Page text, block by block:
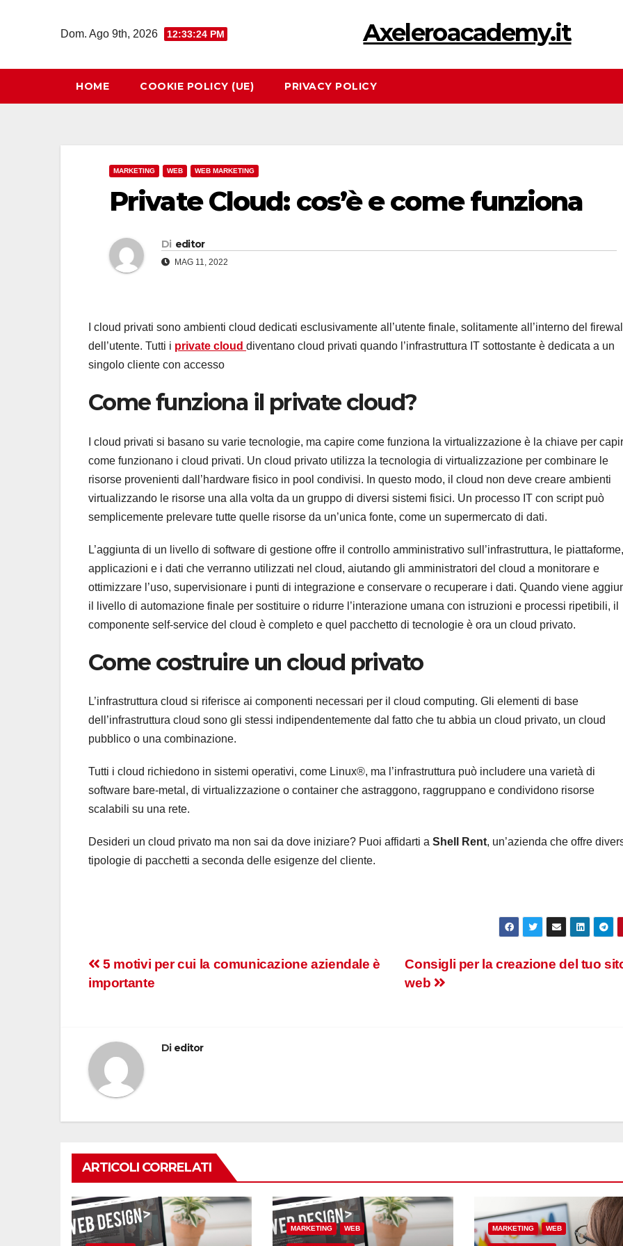
Dom. Ago 9th, 2026 12:33:25 PM Axeleroacademy.it
HOME COOKIE POLICY (UE) PRIVACY POLICY
MARKETING WEB WEB MARKETING
Private Cloud: cos’è e come funziona
Di editor
MAG 11, 2022
I cloud privati ​​sono ambienti cloud dedicati esclusivamente all’utente finale, solitamente all’interno del
dell’utente. Tutti i private cloud diventano cloud privati ​​quando l’infrastruttura IT sottostante è dedicata a un
singolo cliente con accesso
Come funziona il private cloud?
I cloud privati ​​si basano su varie tecnologie, ma capire come funziona la virtualizzazione è la chiave per
come funzionano i cloud privati. Un cloud privato utilizza la tecnologia di virtualizzazione per combinare le
risorse provenienti dall’hardware fisico in pool condivisi. In questo modo, il cloud non deve creare ambienti
virtualizzando le risorse una alla volta da un gruppo di diversi sistemi fisici. Un processo IT con script può
semplicemente prelevare tutte quelle risorse da un’unica fonte, come un supermercato di dati.
L’aggiunta di un livello di software di gestione offre il controllo amministrativo sull’infrastruttura, le
applicazioni e i dati che verranno utilizzati nel cloud, aiutando gli amministratori del cloud a monitorare e
ottimizzare l’uso, supervisionare i punti di integrazione e conservare o recuperare i dati. Quando viene
il livello di automazione finale per sostituire o ridurre l’interazione umana con istruzioni e processi ripetibili, il
componente self-service del cloud è completo e quel pacchetto di tecnologie è ora un cloud privato.
Come costruire un cloud privato
L’infrastruttura cloud si riferisce ai componenti necessari per il cloud computing. Gli elementi di base
dell’infrastruttura cloud sono gli stessi indipendentemente dal fatto che tu abbia un cloud privato, un cloud
pubblico o una combinazione.
Tutti i cloud richiedono in sistemi operativi, come Linux®, ma l’infrastruttura può includere una varietà di
software bare-metal, di virtualizzazione o container che astraggono, raggruppano e condividono risorse
scalabili su una rete.
Desideri un cloud privato ma non sai da dove iniziare? Puoi affidarti a Shell Rent, un’azienda che offre
tipologie di pacchetti a seconda delle esigenze del cliente.
Navigazione
articoli
Consigli per la creazione del tuo
web
5 motivi per cui la comunicazione aziendale è
importante
Di editor
ARTICOLI CORRELATI
MARKETING WEB MARKETING WEB